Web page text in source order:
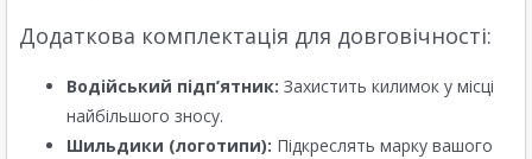
Додаткова комплектація для довговічності:
Водійський підп’ятник: Захистить килимок у місці
найбільшого зносу.
Шильдики (логотипи): Підкреслять марку вашого